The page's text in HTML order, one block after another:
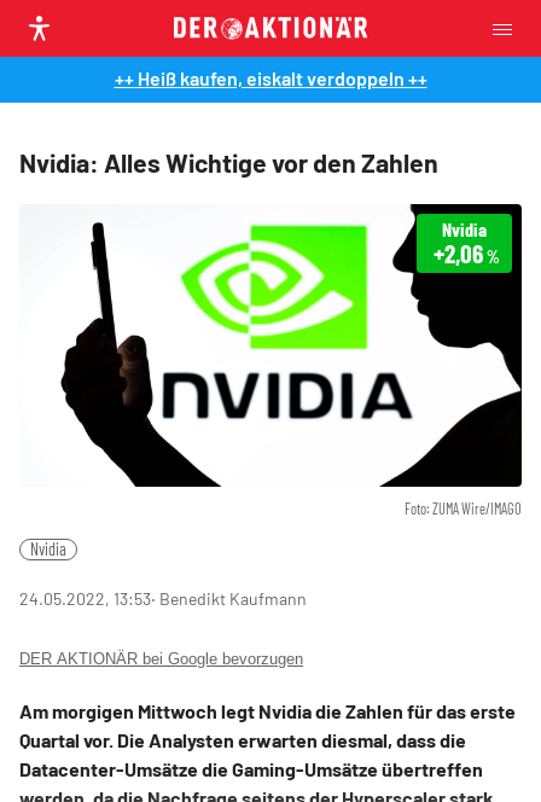
++ Heiß kaufen, eiskalt verdoppeln ++
Nvidia: Alles Wichtige vor den Zahlen
Foto: ZUMA Wire/IMAGO
Nvidia
+2,06%
Nvidia
24.05.2022, 13:53‧ Benedikt Kaufmann
DER AKTIONÄR bei Google bevorzugen
Am morgigen Mittwoch legt Nvidia die Zahlen für das erste
Quartal vor. Die Analysten erwarten diesmal, dass die
Datacenter-Umsätze die Gaming-Umsätze übertreffen